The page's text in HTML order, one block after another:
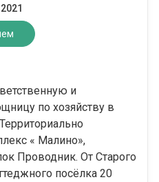
и
по хозяйству в
« Малино»,
Проводник. От Старого
посёлка 20